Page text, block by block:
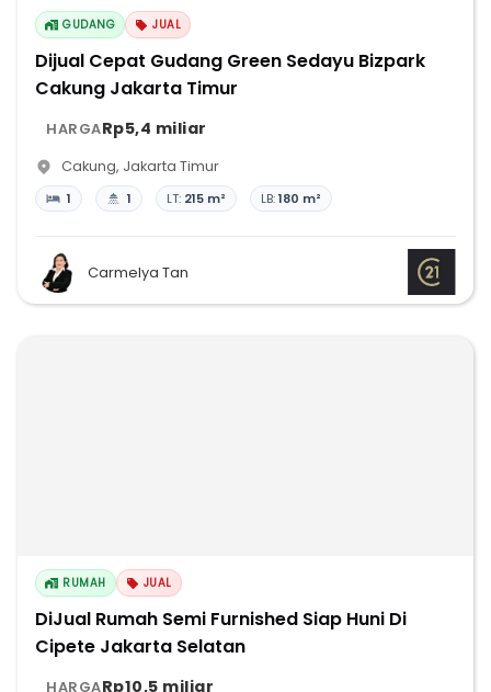
GUDANG JUAL
Dijual Cepat Gudang Green Sedayu Bizpark
Cakung Jakarta Timur
HARGARp5,4 miliar
Cakung, Jakarta Timur
1 1 LT: 215 m² LB:180 m²
Carmelya Tan
RUMAH JUAL
DiJual Rumah Semi Furnished Siap Huni Di
Cipete Jakarta Selatan
HARGARp10,5 miliar